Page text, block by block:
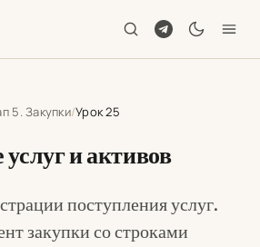
5. Закупки Урок 25
и активов
поступления услуг.
закупки со строками